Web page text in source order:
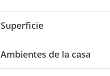
Superficie
Ambientes de la casa